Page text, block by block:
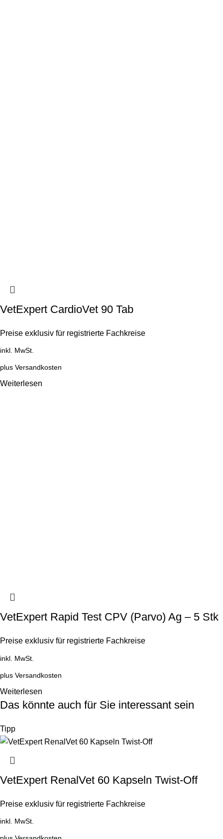
VetExpert CardioVet 90 Tab
Preise exklusiv für registrierte Fachkreise
inkl. MwSt.
plus Versandkosten
Weiterlesen
VetExpert Rapid Test CPV (Parvo) Ag – 5 Stk
Preise exklusiv für registrierte Fachkreise
inkl. MwSt.
plus Versandkosten
Weiterlesen
Das könnte auch für Sie interessant sein
Tipp
VetExpert RenalVet 60 Kapseln Twist-Off
Preise exklusiv für registrierte Fachkreise
inkl. MwSt.